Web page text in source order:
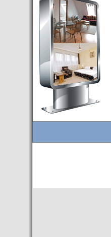
éste sí es un ‘gran hotel
Budapest’.
- Hoteles en BUDAPEST:
Resultados octubre de 2016,
subida del 15% ocupación y
del 25,6% en el RevPar
- Nuevo Hotel en Budapest
bajo la marca Exe Hotusa
- Transfer Aeropuerto de
BUDAPEST